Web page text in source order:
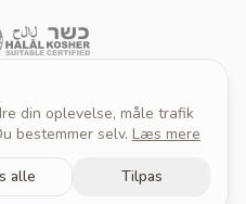
din oplevelse, måle trafik
bestemmer selv. Læs mere
alle Tilpas
forbeholdes.
PersondatapolitikCookies